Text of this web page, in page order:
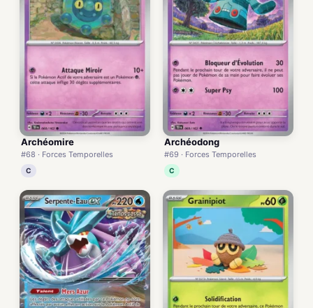
Archéomire
#68 · Forces Temporelles
C
Archéodong
#69 · Forces Temporelles
C